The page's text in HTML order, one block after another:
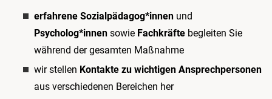
erfahrene Sozialpädagog*innen und
Psycholog*innen sowie Fachkräfte begleiten Sie
während der gesamten Maßnahme
wir stellen Kontakte zu wichtigen Ansprechpersonen
aus verschiedenen Bereichen her